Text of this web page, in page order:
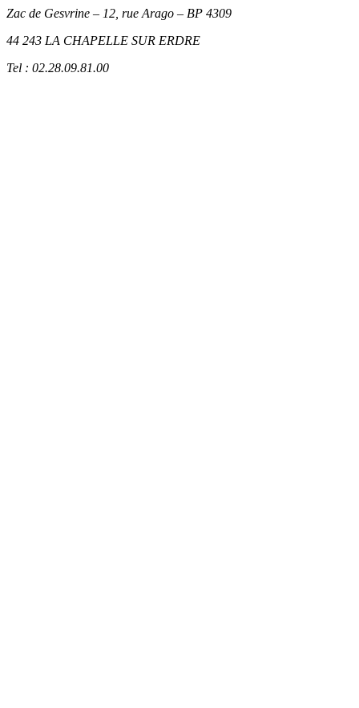
Zac de Gesvrine – 12, rue Arago – BP 4309
44 243 LA CHAPELLE SUR ERDRE
Tel : 02.28.09.81.00